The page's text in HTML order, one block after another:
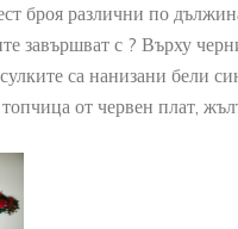
броя различни по
завършват с ? Върху
са нанизани бели
от червен плат,